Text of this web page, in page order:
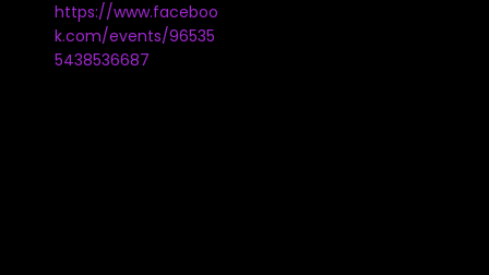
https://www.faceboo
k.com/events/96535
5438536687